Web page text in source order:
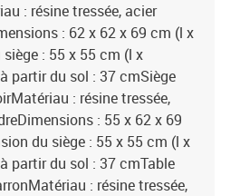
: résine tressée, acier
: 62 x 62 x 69 cm (l x
: 55 x 55 cm (l x
partir du sol : 37 cmSiège
: résine tressée,
: 55 x 62 x 69
du siège : 55 x 55 cm (l x
partir du sol : 37 cmTable
: résine tressée,